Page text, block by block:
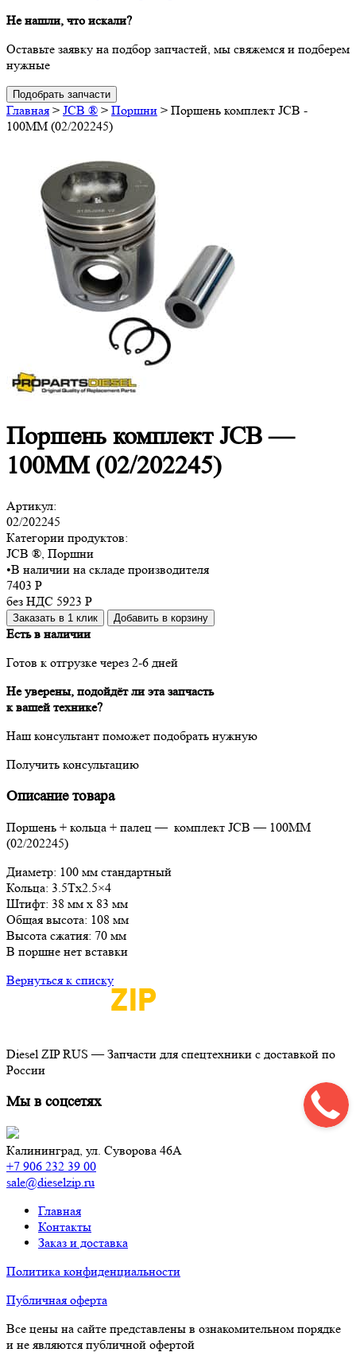
Не нашли, что искали?
Оставьте заявку на подбор запчастей, мы свяжемся и подберем
нужные
Подобрать запчасти
Главная > JCB ® > Поршни > Поршень комплект JCB -
100MM (02/202245)
Поршень комплект JCB —
100MM (02/202245)
Артикул:
02/202245
Категории продуктов:
JCB ®, Поршни
•В наличии на складе производителя
7403 Р
без НДС 5923 Р
Заказать в 1 клик Добавить в корзину
Есть в наличии
Готов к отгрузке через 2-6 дней
Не уверены, подойдёт ли эта запчасть
к вашей технике?
Наш консультант поможет подобрать нужную
Получить консультацию
Описание товара
Поршень + кольца + палец — комплект JCB — 100MM
(02/202245)
Диаметр: 100 мм стандартный
Кольца: 3.5Tx2.5×4
Штифт: 38 мм x 83 мм
Общая высота: 108 мм
Высота сжатия: 70 мм
В поршне нет вставки
Вернуться к списку
Diesel ZIP RUS — Запчасти для спецтехники с доставкой по
России
Мы в соцсетях
Калининград, ул. Суворова 46А
+7 906 232 39 00
sale@dieselzip.ru
Главная
Контакты
Заказ и доставка
Политика конфиденциальности
Публичная оферта
Все цены на сайте представлены в ознакомительном порядке
и не являются публичной офертой